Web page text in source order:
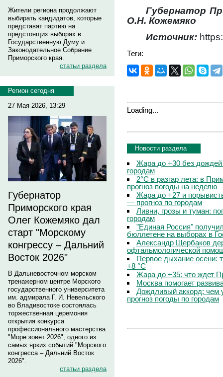
Жители региона продолжают
выбирать кандидатов, которые
представят партию на
предстоящих выборах в
Государственную Думу и
Законодательное Собрание
Приморского края.
статьи раздела
Регион сегодня
27 Мая 2026, 13:29
Губернатор
Приморского края
Олег Кожемяко дал
старт "Морскому
конгрессу – Дальний
Восток 2026"
В Дальневосточном морском
тренажерном центре Морского
государственного университета
им. адмирала Г. И. Невельского
во Владивостоке состоялась
торжественная церемония
открытия конкурса
профессионального мастерства
"Море зовет 2026", одного из
самых ярких событий "Морского
конгресса – Дальний Восток
2026".
статьи раздела
О.Н. Кожемяко
Источник:
Теги:
Loading...
Новости раздела
Жара до +30 без
городам
2°C в разгар лета: в
прогноз погоды на неделю
Жара до +27 и
— прогноз по городам
Ливни, грозы и туман:
городам
"Единая Россия"
бюллетене на выборах в
Александр Щербаков
офтальмологической
Первое дыхание осени:
+8 °C
Жара до +35: что ждет
Москва помогает
Дождливый аккорд: чем
прогноз погоды по городам